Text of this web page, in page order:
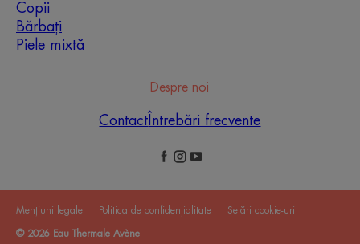
Copii
Bărbați
Piele mixtă
Despre noi
Contact Întrebări frecvente
Mențiuni legale Politica de confidențialitate Setări cookie-uri
© 2026 Eau Thermale Avène